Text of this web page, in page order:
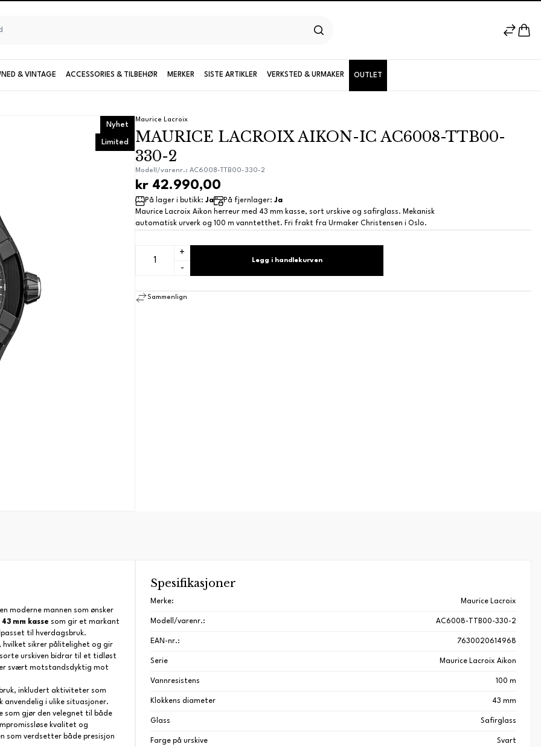
& VINTAGE ACCESSORIES & TILBEHØR MERKER
UTFORSK KOLLEKSJONER OG MODELLER
Se alle Seiko
SISTE ARTIKLER VERKSTED & URMAKER OUTLET
Nyhet
Limited
Maurice Lacroix
MAURICE LACROIX AIKON-IC AC6008-TTB00-
330-2
Modell/varenr.: AC6008-TTB00-330-2
kr 42.990,00
På lager i butikk: Ja På fjernlager: Ja
Maurice Lacroix Aikon herreur med 43 mm kasse, sort urskive og safirglass. Mekanisk
automatisk urverk og 100 m vanntetthet. Fri frakt fra Urmaker Christensen i Oslo.
+
-
Legg i handlekurven
Sammenlign
moderne mannen som ønsker
mm kasse som gir et markant
til hverdagsbruk.
hvilket sikrer pålitelighet og gir
urskiven bidrar til et tidløst
svært motstandsdyktig mot
inkludert aktiviteter som
i ulike situasjoner.
som gjør den velegnet til både
kvalitet og
verdsetter både presisjon
Spesifikasjoner
Merke: Maurice Lacroix
Modell/varenr.: AC6008-TTB00-330-2
EAN-nr.: 7630020614968
Serie Maurice Lacroix Aikon
Vannresistens 100 m
Klokkens diameter 43 mm
Glass Safirglass
Farge på urskive Svart